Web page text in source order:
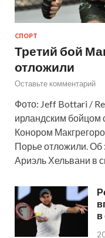
СПОРТ
Третий бой
отложили
Оставьте комментарий
Фото: Jeff Bottari /
ирландским
Конором
Порье отложили. Об
Ариэль Хельвани в
в